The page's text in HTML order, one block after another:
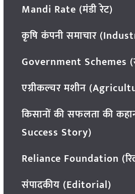
Mandi Rate (मंडी रेट)
कृषि कंपनी समाचार
Government Schemes
एग्रीकल्चर मशीन
किसानों की सफलता की
Success Story)
Reliance Foundation
संपादकीय (Editorial)